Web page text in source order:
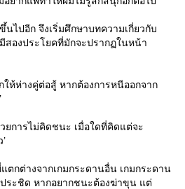
นไปอีก จึงเริ่มศึกษาบทความเกี่ยวกับ
สองประโยคที่มักจะปรากฏในหน้า
ให้ห่างคู่ต่อสู้ หากต้องการหนีออกจาก
ยการไม่คิดชนะ เมื่อใดที่คิดแต่จะ
ตกต่างจากเกมกระดานอื่น เกมกระดาน
ระชิด หากอยากชนะต้องฆ่าขุน แต่